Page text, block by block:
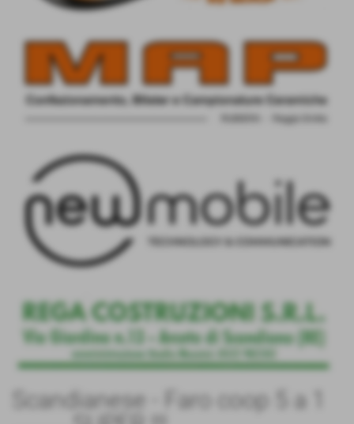
Scandianese - Faro coop 5 a 1